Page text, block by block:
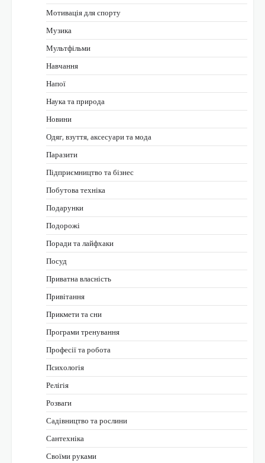
Мотивація для спорту
Музика
Мультфільми
Навчання
Напої
Наука та природа
Новини
Одяг, взуття, аксесуари та мода
Паразити
Підприємництво та бізнес
Побутова техніка
Подарунки
Подорожі
Поради та лайфхаки
Посуд
Приватна власність
Привітання
Прикмети та сни
Програми тренування
Професії та робота
Психологія
Релігія
Розваги
Садівництво та рослини
Сантехніка
Своїми руками